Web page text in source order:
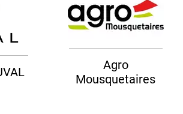
Agro
Mousquetaires